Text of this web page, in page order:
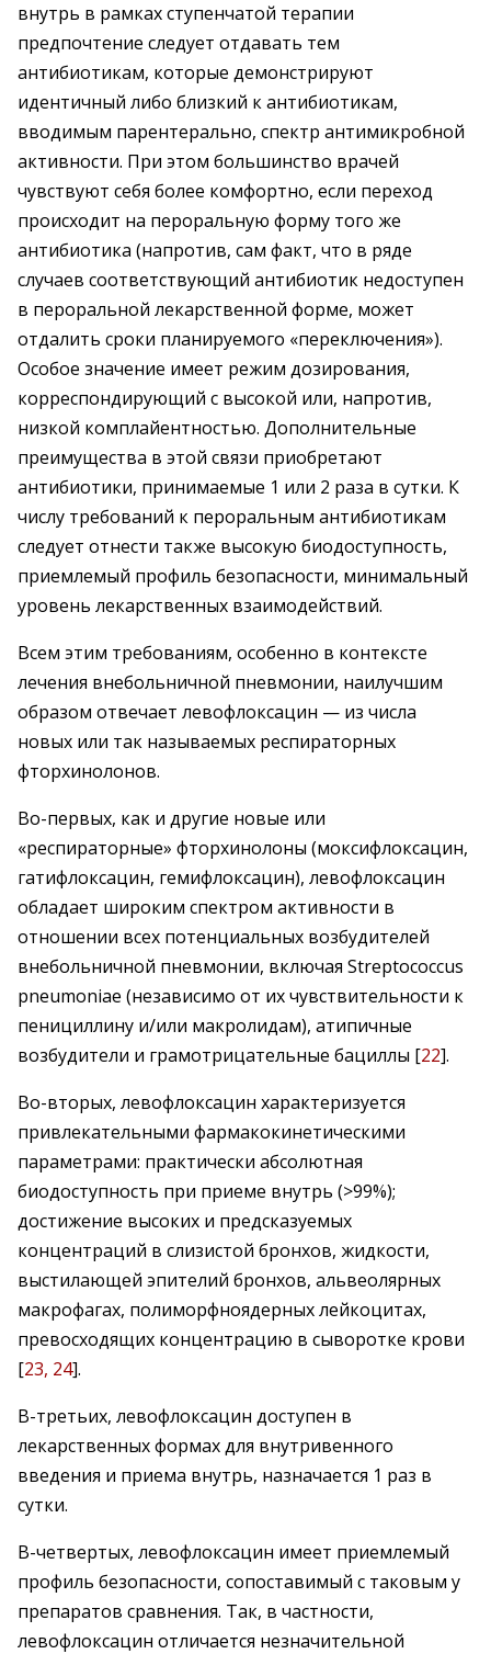
внутрь в рамках ступенчатой терапии
предпочтение следует отдавать тем
антибиотикам, которые демонстрируют
идентичный либо близкий к антибиотикам,
вводимым парентерально, спектр антимикробной
активности. При этом большинство врачей
чувствуют себя более комфортно, если переход
происходит на пероральную форму того же
антибиотика (напротив, сам факт, что в ряде
случаев соответствующий антибиотик недоступен
в пероральной лекарственной форме, может
отдалить сроки планируемого «переключения»).
Особое значение имеет режим дозирования,
корреспондирующий с высокой или, напротив,
низкой комплайентностью. Дополнительные
преимущества в этой связи приобретают
антибиотики, принимаемые 1 или 2 раза в сутки. К
числу требований к пероральным антибиотикам
следует отнести также высокую биодоступность,
приемлемый профиль безопасности, минимальный
уровень лекарственных взаимодействий.
Всем этим требованиям, особенно в контексте
лечения внебольничной пневмонии, наилучшим
образом отвечает левофлоксацин — из числа
новых или так называемых респираторных
фторхинолонов.
Во-первых, как и другие новые или
«респираторные» фторхинолоны (моксифлоксацин,
гатифлоксацин, гемифлоксацин), левофлоксацин
обладает широким спектром активности в
отношении всех потенциальных возбудителей
внебольничной пневмонии, включая Streptococcus
pneumoniae (независимо от их чувствительности к
пенициллину и/или макролидам), атипичные
возбудители и грамотрицательные бациллы [22].
Во-вторых, левофлоксацин характеризуется
привлекательными фармакокинетическими
параметрами: практически абсолютная
биодоступность при приеме внутрь (>99%);
достижение высоких и предсказуемых
концентраций в слизистой бронхов, жидкости,
выстилающей эпителий бронхов, альвеолярных
макрофагах, полиморфноядерных лейкоцитах,
превосходящих концентрацию в сыворотке крови
[23, 24].
В-третьих, левофлоксацин доступен в
лекарственных формах для внутривенного
введения и приема внутрь, назначается 1 раз в
сутки.
В-четвертых, левофлоксацин имеет приемлемый
профиль безопасности, сопоставимый с таковым у
препаратов сравнения. Так, в частности,
левофлоксацин отличается незначительной